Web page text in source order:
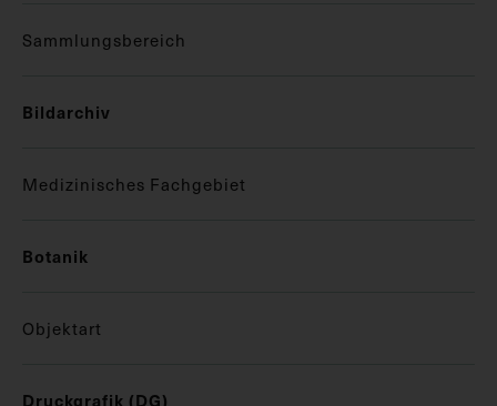
Sammlungsbereich
Bildarchiv
Medizinisches Fachgebiet
Botanik
Objektart
Druckgrafik (DG)